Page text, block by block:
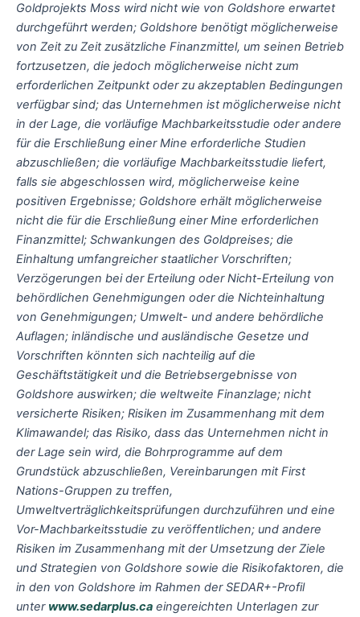
Goldprojekts Moss wird nicht wie von Goldshore erwartet
durchgeführt werden; Goldshore benötigt möglicherweise
von Zeit zu Zeit zusätzliche Finanzmittel, um seinen Betrieb
fortzusetzen, die jedoch möglicherweise nicht zum
erforderlichen Zeitpunkt oder zu akzeptablen Bedingungen
verfügbar sind; das Unternehmen ist möglicherweise nicht
in der Lage, die vorläufige Machbarkeitsstudie oder andere
für die Erschließung einer Mine erforderliche Studien
abzuschließen; die vorläufige Machbarkeitsstudie liefert,
falls sie abgeschlossen wird, möglicherweise keine
positiven Ergebnisse; Goldshore erhält möglicherweise
nicht die für die Erschließung einer Mine erforderlichen
Finanzmittel; Schwankungen des Goldpreises; die
Einhaltung umfangreicher staatlicher Vorschriften;
Verzögerungen bei der Erteilung oder Nicht-Erteilung von
behördlichen Genehmigungen oder die Nichteinhaltung
von Genehmigungen; Umwelt- und andere behördliche
Auflagen; inländische und ausländische Gesetze und
Vorschriften könnten sich nachteilig auf die
Geschäftstätigkeit und die Betriebsergebnisse von
Goldshore auswirken; die weltweite Finanzlage; nicht
versicherte Risiken; Risiken im Zusammenhang mit dem
Klimawandel; das Risiko, dass das Unternehmen nicht in
der Lage sein wird, die Bohrprogramme auf dem
Grundstück abzuschließen, Vereinbarungen mit First
Nations-Gruppen zu treffen,
Umweltverträglichkeitsprüfungen durchzuführen und eine
Vor-Machbarkeitsstudie zu veröffentlichen; und andere
Risiken im Zusammenhang mit der Umsetzung der Ziele
und Strategien von Goldshore sowie die Risikofaktoren, die
in den von Goldshore im Rahmen der SEDAR+-Profil
unter www.sedarplus.ca eingereichten Unterlagen zur